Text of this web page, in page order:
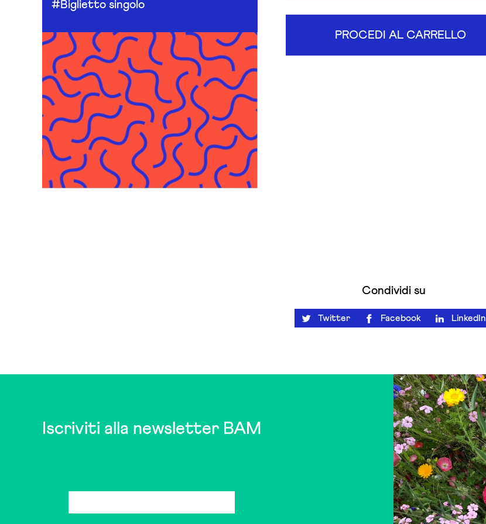
#Biglietto singolo
PROCEDI AL CARRELLO
Condividi su
Twitter Facebook LinkedIn
Iscriviti alla newsletter BAM